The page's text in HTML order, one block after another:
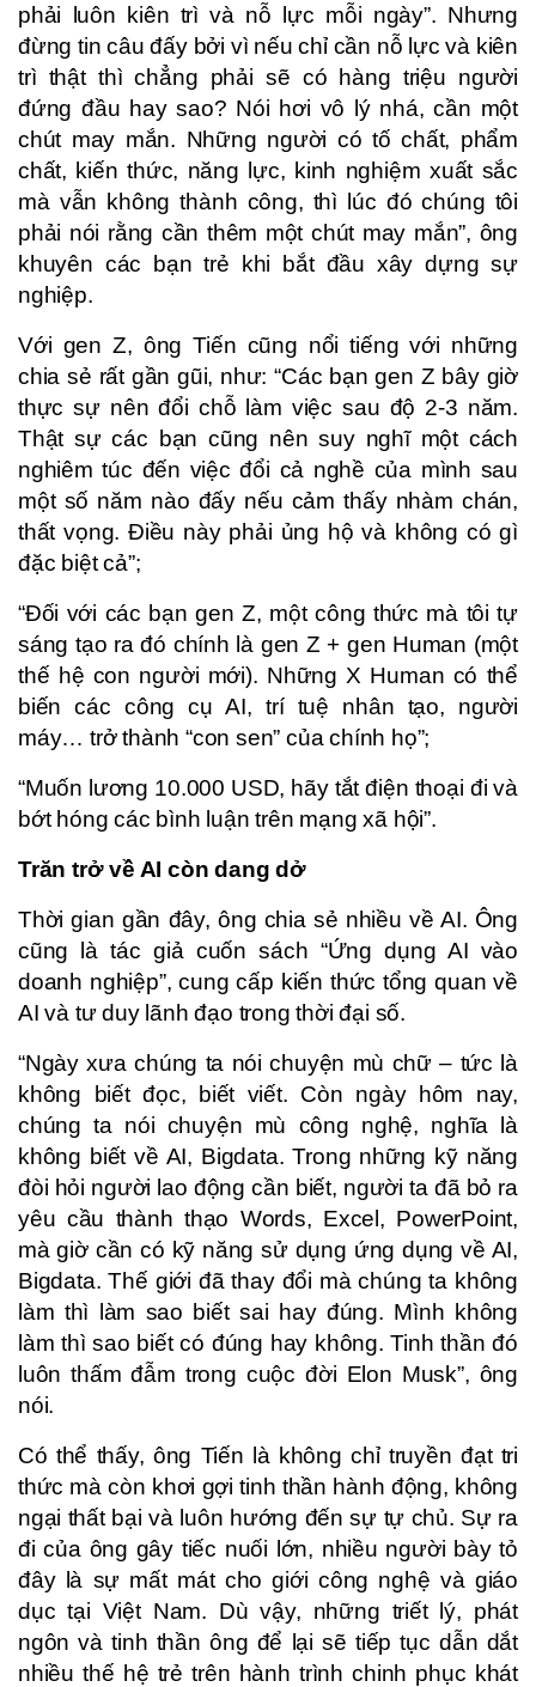
phải luôn kiên trì và nỗ lực mỗi ngày”. Nhưng
đừng tin câu đấy bởi vì nếu chỉ cần nỗ lực và kiên
trì thật thì chẳng phải sẽ có hàng triệu người
đứng đầu hay sao? Nói hơi vô lý nhá, cần một
chút may mắn. Những người có tố chất, phẩm
chất, kiến thức, năng lực, kinh nghiệm xuất sắc
mà vẫn không thành công, thì lúc đó chúng tôi
phải nói rằng cần thêm một chút may mắn”, ông
khuyên các bạn trẻ khi bắt đầu xây dựng sự
nghiệp.
Với gen Z, ông Tiến cũng nổi tiếng với những
chia sẻ rất gần gũi, như: “Các bạn gen Z bây giờ
thực sự nên đổi chỗ làm việc sau độ 2-3 năm.
Thật sự các bạn cũng nên suy nghĩ một cách
nghiêm túc đến việc đổi cả nghề của mình sau
một số năm nào đấy nếu cảm thấy nhàm chán,
thất vọng. Điều này phải ủng hộ và không có gì
đặc biệt cả”;
“Đối với các bạn gen Z, một công thức mà tôi tự
sáng tạo ra đó chính là gen Z + gen Human (một
thế hệ con người mới). Những X Human có thể
biến các công cụ AI, trí tuệ nhân tạo, người
máy… trở thành “con sen” của chính họ”;
“Muốn lương 10.000 USD, hãy tắt điện thoại đi và
bớt hóng các bình luận trên mạng xã hội”.
Trăn trở về AI còn dang dở
Thời gian gần đây, ông chia sẻ nhiều về AI. Ông
cũng là tác giả cuốn sách “Ứng dụng AI vào
doanh nghiệp”, cung cấp kiến thức tổng quan về
AI và tư duy lãnh đạo trong thời đại số.
“Ngày xưa chúng ta nói chuyện mù chữ – tức là
không biết đọc, biết viết. Còn ngày hôm nay,
chúng ta nói chuyện mù công nghệ, nghĩa là
không biết về AI, Bigdata. Trong những kỹ năng
đòi hỏi người lao động cần biết, người ta đã bỏ ra
yêu cầu thành thạo Words, Excel, PowerPoint,
mà giờ cần có kỹ năng sử dụng ứng dụng về AI,
Bigdata. Thế giới đã thay đổi mà chúng ta không
làm thì làm sao biết sai hay đúng. Mình không
làm thì sao biết có đúng hay không. Tinh thần đó
luôn thấm đẫm trong cuộc đời Elon Musk”, ông
nói.
Có thể thấy, ông Tiến là không chỉ truyền đạt tri
thức mà còn khơi gợi tinh thần hành động, không
ngại thất bại và luôn hướng đến sự tự chủ. Sự ra
đi của ông gây tiếc nuối lớn, nhiều người bày tỏ
đây là sự mất mát cho giới công nghệ và giáo
dục tại Việt Nam. Dù vậy, những triết lý, phát
ngôn và tinh thần ông để lại sẽ tiếp tục dẫn dắt
nhiều thế hệ trẻ trên hành trình chinh phục khát